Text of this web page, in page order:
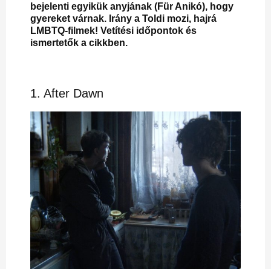
bejelenti egyikük anyjának (Für Anikó), hogy
gyereket várnak. Irány a Toldi mozi, hajrá
LMBTQ-filmek! Vetítési időpontok és
ismertetők a cikkben.
1. After Dawn